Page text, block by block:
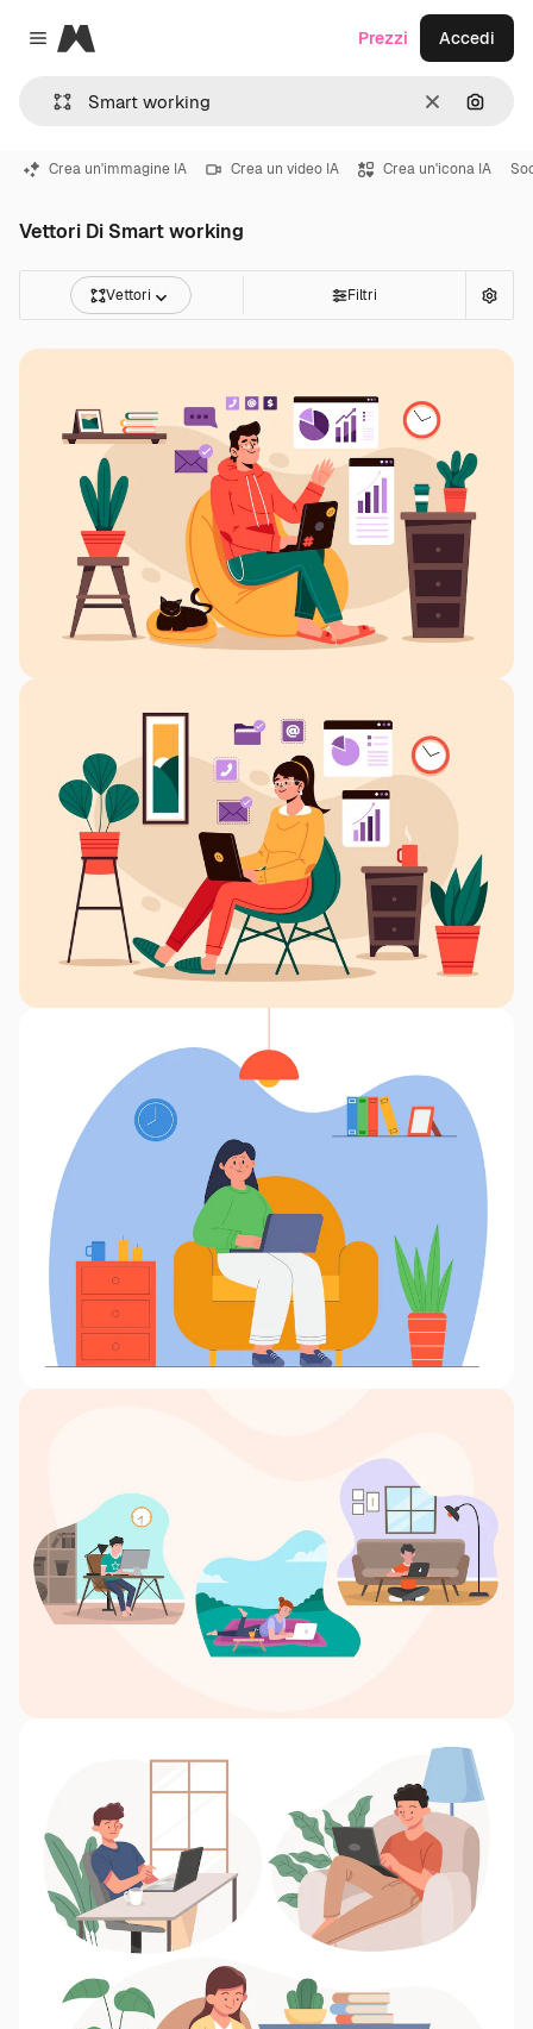
Close menu
Magnific
CancellaCerca
Prezzi Accedi
Crea un'immagine IA Crea un video IA Crea un'icona IA
Vettori Di Smart working
Vettori Filtri